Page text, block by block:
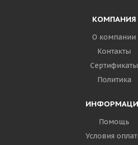
КОМПАНИЯ
О компании
Контакты
Сертификаты
Политика
Помощь
Условия